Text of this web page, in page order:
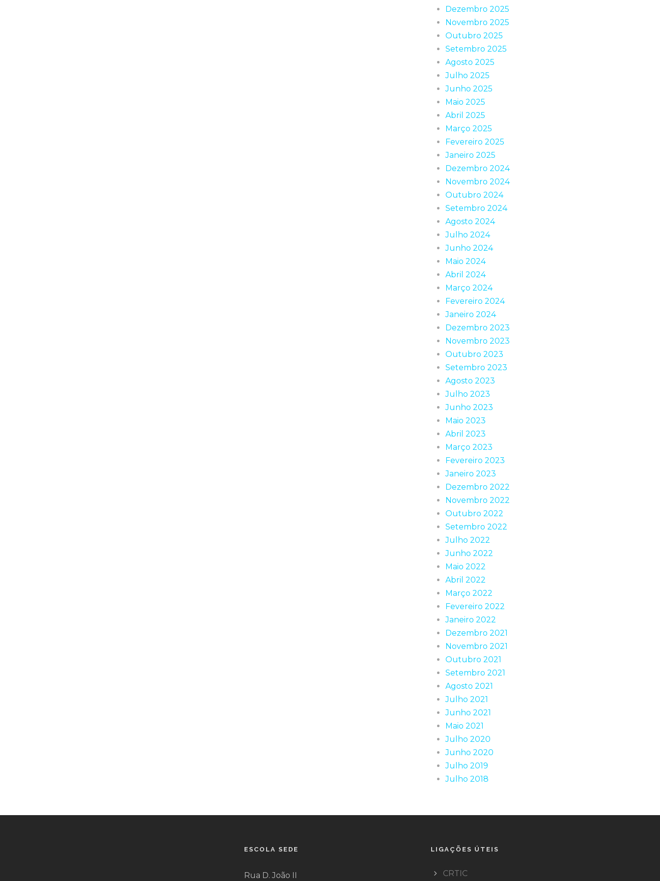
Dezembro 2025
Novembro 2025
Outubro 2025
Setembro 2025
Agosto 2025
Julho 2025
Junho 2025
Maio 2025
Abril 2025
Março 2025
Fevereiro 2025
Janeiro 2025
Dezembro 2024
Novembro 2024
Outubro 2024
Setembro 2024
Agosto 2024
Julho 2024
Junho 2024
Maio 2024
Abril 2024
Março 2024
Fevereiro 2024
Janeiro 2024
Dezembro 2023
Novembro 2023
Outubro 2023
Setembro 2023
Agosto 2023
Julho 2023
Junho 2023
Maio 2023
Abril 2023
Março 2023
Fevereiro 2023
Janeiro 2023
Dezembro 2022
Novembro 2022
Outubro 2022
Setembro 2022
Julho 2022
Junho 2022
Maio 2022
Abril 2022
Março 2022
Fevereiro 2022
Janeiro 2022
Dezembro 2021
Novembro 2021
Outubro 2021
Setembro 2021
Agosto 2021
Julho 2021
Junho 2021
Maio 2021
Julho 2020
Junho 2020
Julho 2019
Julho 2018
ESCOLA SEDE
Rua D. João II
LIGAÇÕES ÚTEIS
CRTIC